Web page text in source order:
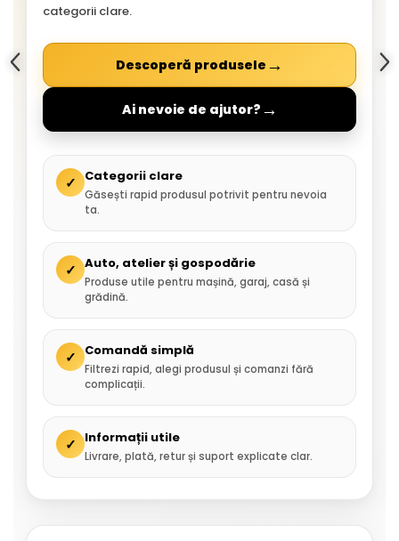
categorii clare.
Descoperă produsele →
Ai nevoie de ajutor? →
✓ Categorii clare
Găsești rapid produsul potrivit pentru nevoia
ta.
✓ Auto, atelier și gospodărie
Produse utile pentru mașină, garaj, casă și
grădină.
✓ Comandă simplă
Filtrezi rapid, alegi produsul și comanzi fără
complicații.
✓ Informații utile
Livrare, plată, retur și suport explicate clar.